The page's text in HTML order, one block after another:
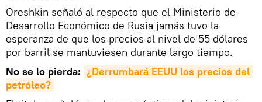
Oreshkin señaló al respecto que el Ministerio de
Desarrollo Económico de Rusia jamás tuvo la
esperanza de que los precios al nivel de 55 dólares
por barril se mantuviesen durante largo tiempo.
No se lo pierda: ¿Derrumbará EEUU los precios del
petróleo?